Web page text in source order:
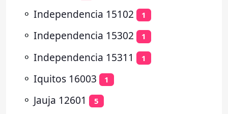
⚬ Independencia 15102 1
⚬ Independencia 15302 1
⚬ Independencia 15311 1
⚬ Iquitos 16003 1
⚬ Jauja 12601 5